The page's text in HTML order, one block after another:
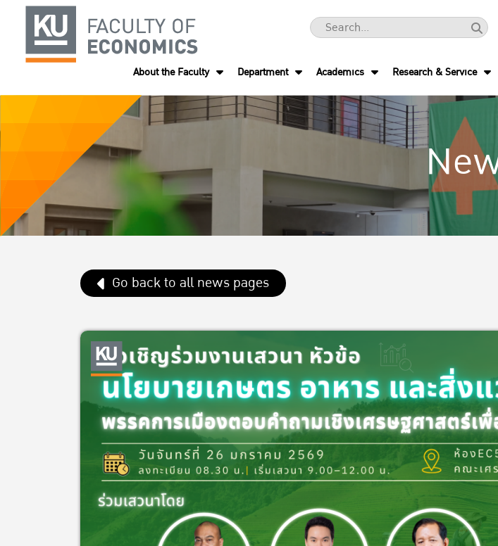
About the Faculty Department Academics Research & Service
Go back to all news pages